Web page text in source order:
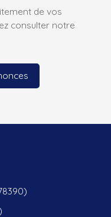
de vos
consulter notre